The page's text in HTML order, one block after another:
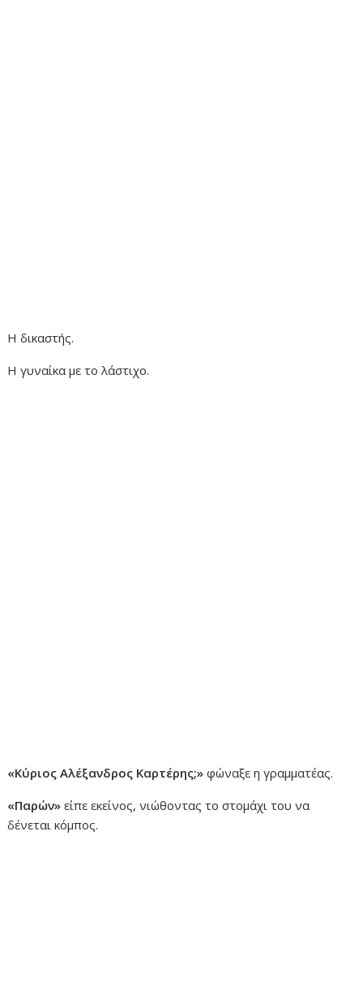
Η δικαστής.
Η γυναίκα με το λάστιχο.
«Κύριος Αλέξανδρος Καρτέρης;» φώναξε η γραμματέας.
«Παρών» είπε εκείνος, νιώθοντας το στομάχι του να
δένεται κόμπος.